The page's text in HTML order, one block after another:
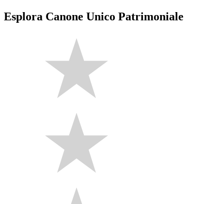
Esplora Canone Unico Patrimoniale